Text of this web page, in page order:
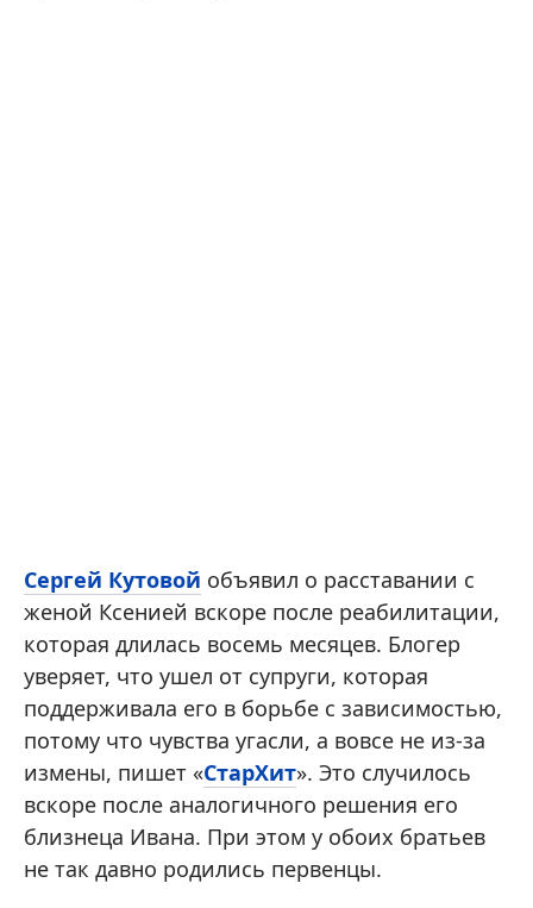
Сергей Кутовой объявил о расставании с
женой Ксенией вскоре после реабилитации,
которая длилась восемь месяцев. Блогер
уверяет, что ушел от супруги, которая
поддерживала его в борьбе с зависимостью,
потому что чувства угасли, а вовсе не из-за
измены, пишет «СтарХит». Это случилось
вскоре после аналогичного решения его
близнеца Ивана. При этом у обоих братьев
не так давно родились первенцы.